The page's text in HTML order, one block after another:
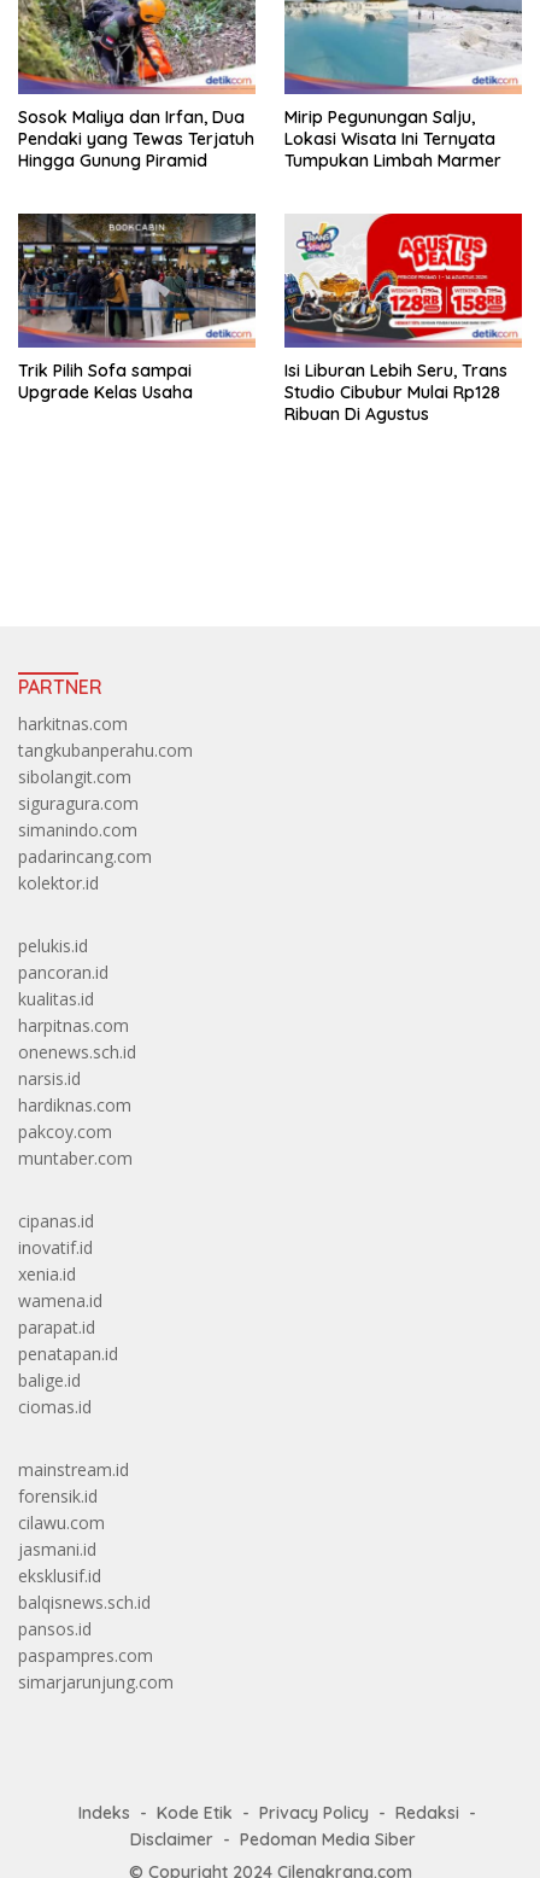
Sosok Maliya dan Irfan, Dua
Pendaki yang Tewas Terjatuh
Hingga Gunung Piramid
Mirip Pegunungan Salju,
Lokasi Wisata Ini Ternyata
Tumpukan Limbah Marmer
Trik Pilih Sofa sampai
Upgrade Kelas Usaha
Isi Liburan Lebih Seru, Trans
Studio Cibubur Mulai Rp128
Ribuan Di Agustus
PARTNER
harkitnas.com
tangkubanperahu.com
sibolangit.com
siguragura.com
simanindo.com
padarincang.com
kolektor.id
pelukis.id
pancoran.id
kualitas.id
harpitnas.com
onenews.sch.id
narsis.id
hardiknas.com
pakcoy.com
muntaber.com
cipanas.id
inovatif.id
xenia.id
wamena.id
parapat.id
penatapan.id
balige.id
ciomas.id
mainstream.id
forensik.id
cilawu.com
jasmani.id
eksklusif.id
balqisnews.sch.id
pansos.id
paspampres.com
simarjarunjung.com
Indeks Kode Etik Privacy Policy
Redaksi
Disclaimer
Pedoman Media Siber
© Copyright 2024 Cilengkrang.com